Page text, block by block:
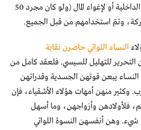
كانوا يخضعون لتهديدات الداخلية أو لإغواء المال (ولو كان مجرد 50
وتمّ استخدامهم من قبل الجميع.
النساء اللواتي حاصرن نقابة
التحرير للتهليل للسيسي. فلعقد كامل من
يبعن قوتهن الجسدية وقدراتهن
وكثير منهن أمهات هؤلاء الأشقياء، فإن
فلأولادهن وأزواجهن، وما أسهل
وهن أنفسهن النسوة اللواتي